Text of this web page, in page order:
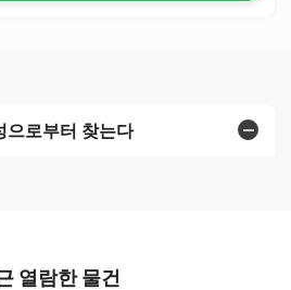
으로부터 찾는다
열람한 물건